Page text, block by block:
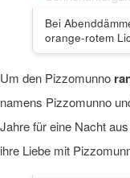
Bei
orange-rotem
Um den Pizzomunno
namens Pizzomunno
Jahre für eine Nacht
ihre Liebe mit